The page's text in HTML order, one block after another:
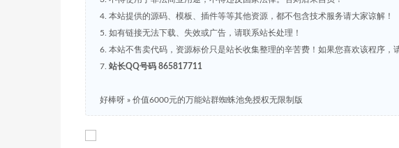
4. 本站提供的源码、模板、插件等等其他资源，都不包含技术服务请大家谅解！
5. 如有链接无法下载、失效或广告，请联系站长处理！
6. 本站不售卖代码，资源标价只是站长收集整理的辛苦费！如果您喜欢该程序，
7. 站长QQ号码 865817711
好棒呀 » 价值6000元的万能站群蜘蛛池免授权无限制版